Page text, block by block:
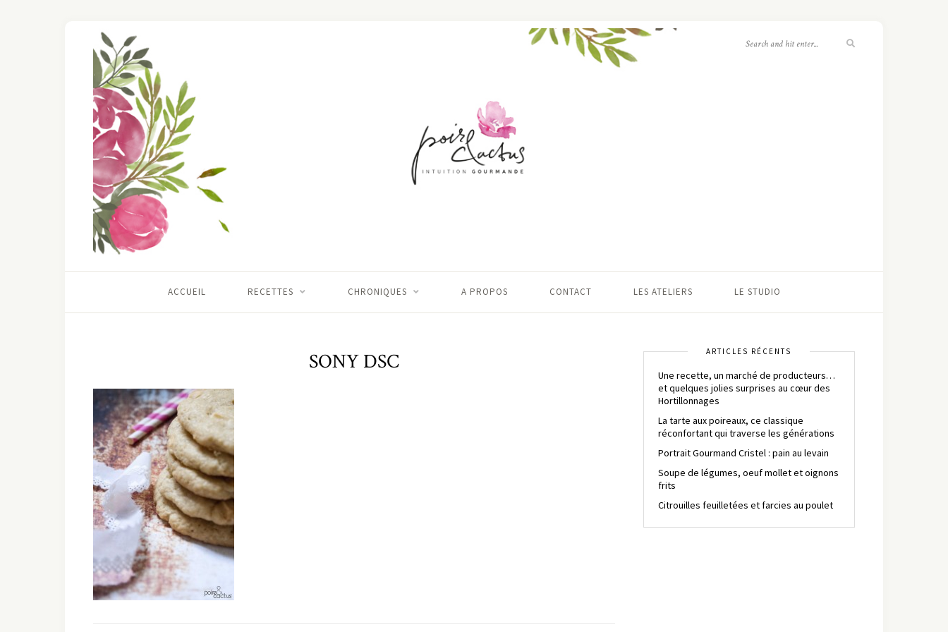
ACCUEIL RECETTES CHRONIQUES A PROPOS CONTACT LES ATELIERS LE STUDIO
SONY DSC ARTICLES RÉCENTS
Une recette, un marché de producteurs…
et quelques jolies surprises au cœur des
Hortillonnages
La tarte aux poireaux, ce classique
réconfortant qui traverse les générations
Portrait Gourmand Cristel : pain au levain
Soupe de légumes, oeuf mollet et oignons
frits
Citrouilles feuilletées et farcies au poulet